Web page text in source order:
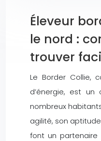
Éleveur
le nord :
trouver
Le Border Collie,
d’énergie, est
nombreux
agilité, son
font un partenaire